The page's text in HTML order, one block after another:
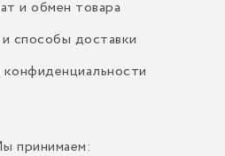
и обмен товара
и способы доставки
принимаем: